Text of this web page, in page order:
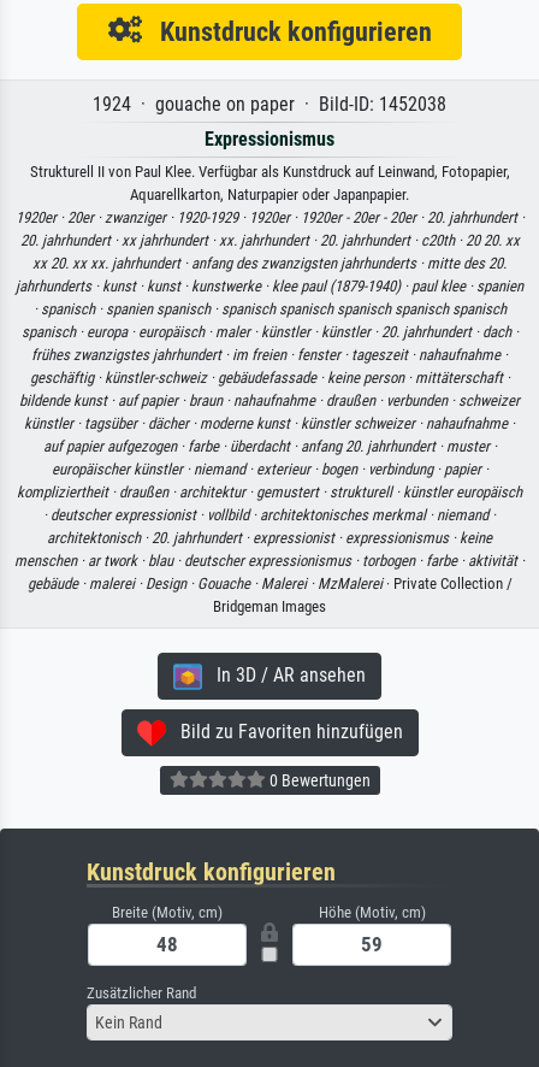
Kunstdruck konfigurieren
1924 · gouache on paper · Bild-ID: 1452038
Expressionismus
Strukturell II von Paul Klee. Verfügbar als Kunstdruck auf Leinwand, Fotopapier,
Aquarellkarton, Naturpapier oder Japanpapier.
1920er ·20er ·zwanziger · 1920-1929 · 1920er · 1920er - 20er - 20er ·20. jahrhundert ·
20. jahrhundert ·xx jahrhundert ·xx. jahrhundert ·20. jahrhundert · c20th ·20 20. xx
xx 20. xx xx. jahrhundert · anfang des zwanzigsten jahrhunderts · mitte des 20.
jahrhunderts · kunst · kunst · kunstwerke · klee paul (1879-1940) · paul klee · spanien
· spanisch · spanien spanisch · spanisch spanisch spanisch spanisch spanisch
spanisch · europa · europäisch · maler · künstler · künstler ·20. jahrhundert · dach ·
frühes zwanzigstes jahrhundert · im freien · fenster · tageszeit · nahaufnahme ·
geschäftig · künstler-schweiz · gebäudefassade · keine person · mittäterschaft ·
bildende kunst · auf papier · braun · nahaufnahme · draußen · verbunden · schweizer
künstler · tagsüber · dächer · moderne kunst · künstler schweizer · nahaufnahme ·
auf papier aufgezogen · farbe · überdacht · anfang 20. jahrhundert · muster ·
europäischer künstler · niemand · exterieur · bogen · verbindung · papier ·
kompliziertheit · draußen · architektur · gemustert · strukturell · künstler europäisch
· deutscher expressionist · vollbild · architektonisches merkmal · niemand ·
architektonisch ·20. jahrhundert · expressionist · expressionismus · keine
menschen · ar twork · blau · deutscher expressionismus · torbogen · farbe · aktivität ·
gebäude · malerei · Design · Gouache · Malerei · MzMalerei· Private Collection /
Bridgeman Images
In 3D / AR ansehen
Bild zu Favoriten hinzufügen
0 Bewertungen
Kunstdruck konfigurieren
Breite (Motiv, cm) Höhe (Motiv, cm)
Zusätzlicher Rand
Kein Rand